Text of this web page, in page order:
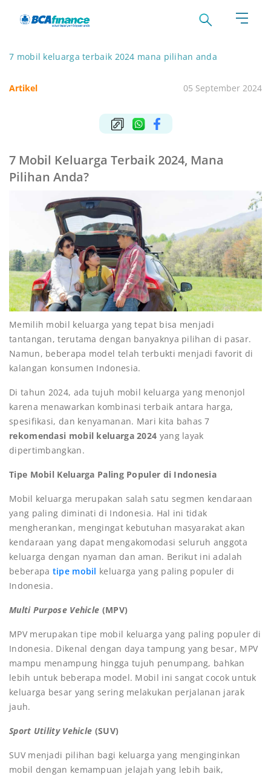
7 mobil keluarga terbaik 2024 mana pilihan anda
Artikel 05 September 2024
7 Mobil Keluarga Terbaik 2024, Mana
Pilihan Anda?
Memilih mobil keluarga yang tepat bisa menjadi
tantangan, terutama dengan banyaknya pilihan di pasar.
Namun, beberapa model telah terbukti menjadi favorit di
kalangan konsumen Indonesia.
Di tahun 2024, ada tujuh mobil keluarga yang menonjol
karena menawarkan kombinasi terbaik antara harga,
spesifikasi, dan kenyamanan. Mari kita bahas 7
rekomendasi mobil keluarga 2024 yang layak
dipertimbangkan.
Tipe Mobil Keluarga Paling Populer di Indonesia
Mobil keluarga merupakan salah satu segmen kendaraan
yang paling diminati di Indonesia. Hal ini tidak
mengherankan, mengingat kebutuhan masyarakat akan
kendaraan yang dapat mengakomodasi seluruh anggota
keluarga dengan nyaman dan aman. Berikut ini adalah
beberapa tipe mobil keluarga yang paling populer di
Indonesia.
Multi Purpose Vehicle (MPV)
MPV merupakan tipe mobil keluarga yang paling populer di
Indonesia. Dikenal dengan daya tampung yang besar, MPV
mampu menampung hingga tujuh penumpang, bahkan
lebih untuk beberapa model. Mobil ini sangat cocok untuk
keluarga besar yang sering melakukan perjalanan jarak
jauh.
Sport Utility Vehicle (SUV)
SUV menjadi pilihan bagi keluarga yang menginginkan
mobil dengan kemampuan jelajah yang lebih baik,